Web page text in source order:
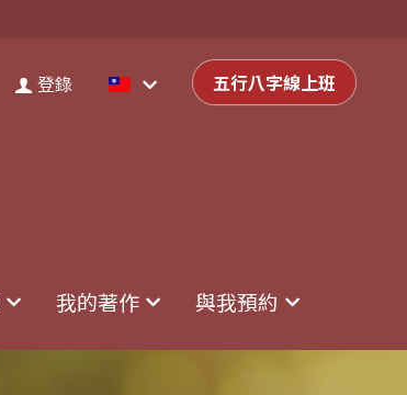
我的著作 與我預約
登錄 五行八字線上班
我的著作 與我預約
登錄 五行八字線上班